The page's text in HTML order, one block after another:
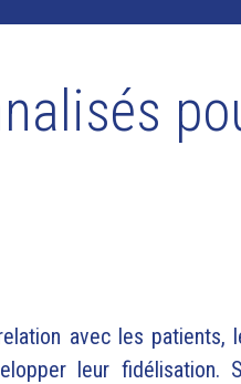
avec les patients,
leur fidélisation.